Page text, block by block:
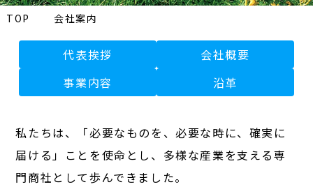
TOP 会社案内
代表挨拶
会社概要
事業内容
沿革
私たちは、「必要なものを、必要な時に、確実に
届ける」ことを使命とし、 多様な産業を支える専
門商社として歩んできました。